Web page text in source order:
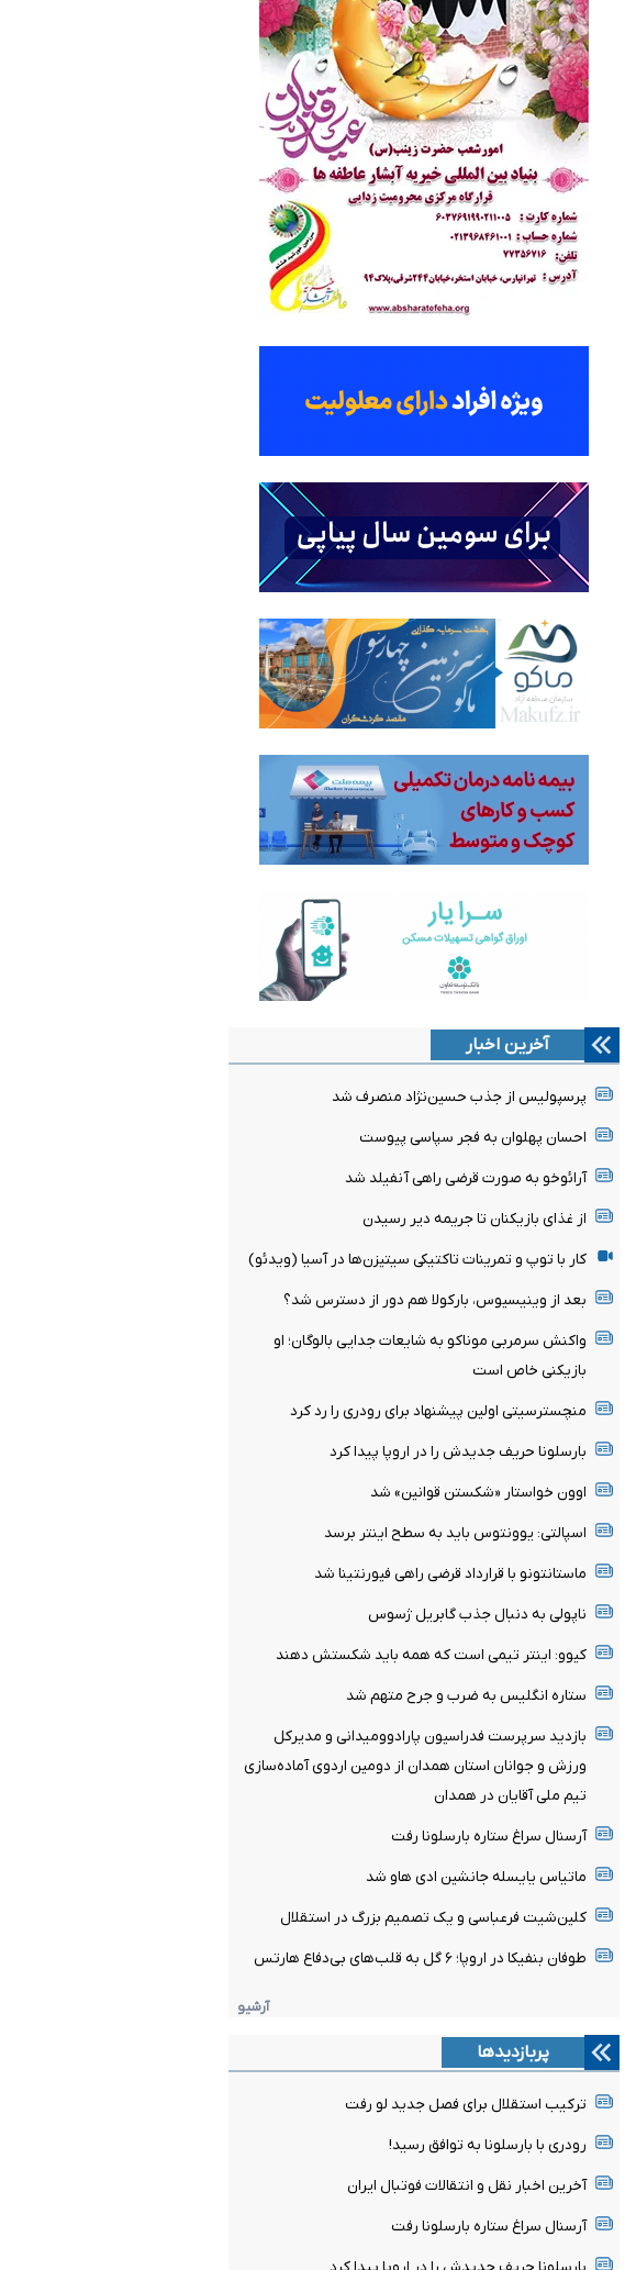
آخرین اخبار
پرسپولیس از جذب حسین‌نژاد منصرف شد
احسان پهلوان به فجر سپاسی پیوست
آرائوخو به صورت قرضی راهی آنفیلد شد
از غذای بازیکنان تا جریمه دیر رسیدن
کار با توپ و تمرینات تاکتیکی سیتیزن‌ها در آسیا (ویدئو)
بعد از وینیسیوس، بارکولا هم دور از دسترس شد؟
واکنش سرمربی موناکو به شایعات جدایی بالوگان؛ او
بازیکنی خاص است
منچسترسیتی اولین پیشنهاد برای رودری را رد کرد
بارسلونا حریف جدیدش را در اروپا پیدا کرد
اوون خواستار «شکستن قوانین» شد
اسپالتی: یوونتوس باید به سطح اینتر برسد
ماستانتونو با قرارداد قرضی راهی فیورنتینا شد
ناپولی به دنبال جذب گابریل ژسوس
کیوو: اینتر تیمی است که همه باید شکستش دهند
ستاره انگلیس به ضرب و جرح متهم شد
بازدید سرپرست فدراسیون پارادوومیدانی و مدیرکل
ورزش و جوانان استان همدان از دومین اردوی آماده‌سازی
تیم ملی آقایان در همدان
آرسنال سراغ ستاره بارسلونا رفت
ماتیاس یایسله جانشین ادی هاو شد
کلین‌شیت فرعباسی و یک تصمیم بزرگ در استقلال
طوفان بنفیکا در اروپا؛ ۶ گل به قلب‌های بی‌دفاع هارتس
آرشیو
پربازدیدها
ترکیب استقلال برای فصل جدید لو رفت
رودری با بارسلونا به توافق رسید!
آخرین اخبار نقل و انتقالات فوتبال ایران
آرسنال سراغ ستاره بارسلونا رفت